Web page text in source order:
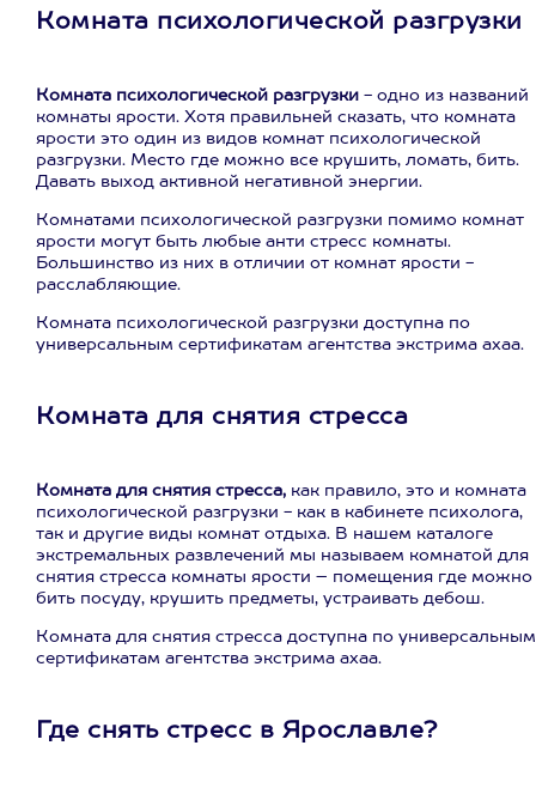
Комната психологической разгрузки
Комната психологической разгрузки - одно из названий
комнаты ярости. Хотя правильней сказать, что комната
ярости это один из видов комнат психологической
разгрузки. Место где можно все крушить, ломать, бить.
Давать выход активной негативной энергии.
Комнатами психологической разгрузки помимо комнат
ярости могут быть любые анти стресс комнаты.
Большинство из них в отличии от комнат ярости -
расслабляющие.
Комната психологической разгрузки доступна по
универсальным сертификатам агентства экстрима ахаа.
Комната для снятия стресса
Комната для снятия стресса, как правило, это и комната
психологической разгрузки - как в кабинете психолога,
так и другие виды комнат отдыха. В нашем каталоге
экстремальных развлечений мы называем комнатой для
снятия стресса комнаты ярости – помещения где можно
бить посуду, крушить предметы, устраивать дебош.
Комната для снятия стресса доступна по универсальным
сертификатам агентства экстрима ахаа.
Где снять стресс в Ярославле?